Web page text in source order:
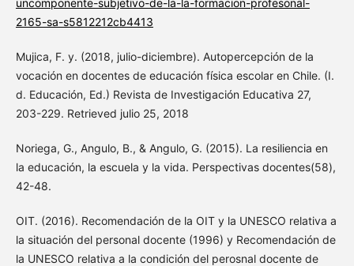
2165-sa-s5812212cb4413
Mujica, F. y. (2018, julio-diciembre). Autopercepción de la
vocación en docentes de educación física escolar en Chile. (I.
d. Educación, Ed.) Revista de Investigación Educativa 27,
203-229. Retrieved julio 25, 2018
Noriega, G., Angulo, B., & Angulo, G. (2015). La resiliencia en
la educación, la escuela y la vida. Perspectivas docentes(58),
42-48.
OIT. (2016). Recomendación de la OIT y la UNESCO relativa a
la situación del personal docente (1996) y Recomendación de
la UNESCO relativa a la condición del perosnal docente de